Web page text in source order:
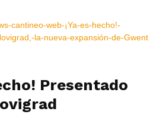
Presentado